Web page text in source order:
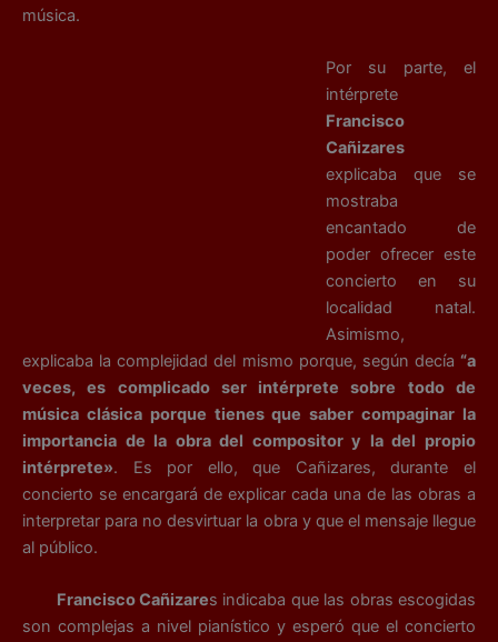
música.
Por su parte, el
intérprete
Francisco
Cañizares
explicaba que se
mostraba
encantado de
poder ofrecer este
concierto en su
localidad natal.
Asimismo,
explicaba la complejidad del mismo porque, según decía “a
veces, es complicado ser intérprete sobre todo de
música clásica porque tienes que saber compaginar la
importancia de la obra del compositor y la del propio
intérprete». Es por ello, que Cañizares, durante el
concierto se encargará de explicar cada una de las obras a
interpretar para no desvirtuar la obra y que el mensaje llegue
al público.
Francisco Cañizares indicaba que las obras escogidas
son complejas a nivel pianístico y esperó que el concierto